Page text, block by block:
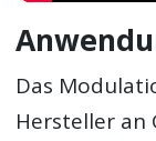
Das
Hersteller an